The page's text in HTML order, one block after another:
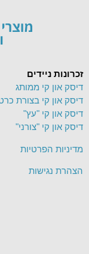
זכרונות ניידים
דיסק און קי ממותג
דיסק און קי בצורת
דיסק און קי "עץ"
דיסק און קי "צורני"
מדיניות הפרטיות
הצהרת נגישות